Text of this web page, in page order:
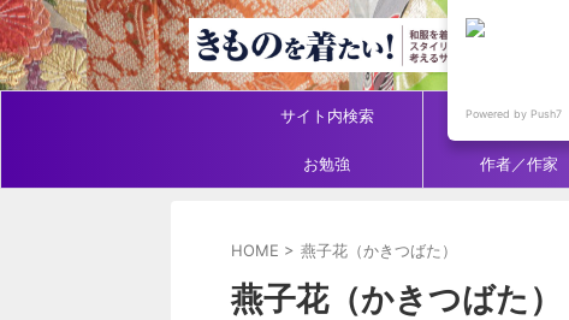
サイト内検索 アイテム別
お勉強 作者／作家
HOME > 燕子花（かきつばた）
燕子花（かきつばた）
Powered by Push7